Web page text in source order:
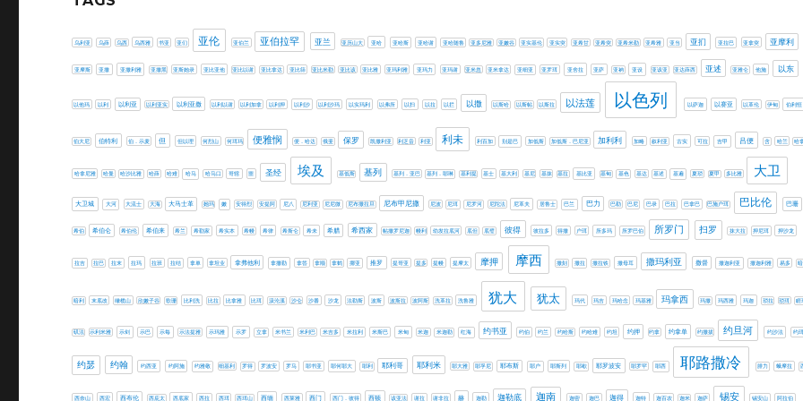
乌利亚 乌薛 乌西 乌西雅 书亚 亚们 亚伦 亚伯兰 亚伯拉罕 亚兰 亚历山大 亚哈 亚哈斯 亚哈谢 亚哈随鲁 亚多尼雅 亚嫩谷 亚实基伦 亚实突 亚希甘 亚希突 亚希米勒 亚希雅 亚当 亚扪 亚拉巴 亚拿突 亚摩利
亚摩斯 亚撒 亚撒利雅 亚撒黑 亚斯她录 亚比亚他 亚比以谢 亚比拿达 亚比筛 亚比米勒 亚比该 亚比雅 亚玛利雅 亚玛力 亚玛谢 亚米忽 亚米拿达 亚细亚 亚罗珥 亚舍拉 亚萨 亚衲 亚设 亚该亚 亚达薛西 亚述 亚雅仑 他施 以东
以他玛 以利 以利亚 以利亚实 以利亚撒 以利以谢 以利加拿 以利押 以利沙 以利沙玛 以实玛利 以弗所 以扫 以拉 以拦 以撒 以斯哈 以斯帖 以斯拉 以法莲 以色列 以萨迦 以赛亚 以革伦 伊甸 伯利恒
伯大尼 伯特利 伯．示麦 但 但以理 何烈山 何珥玛 便雅悯 便．哈达 俄斐 保罗 凯撒利亚 利乏音 利亚 利未 利百加 别是巴 加低斯 加低斯．巴尼亚 加利利 加略 叙利亚 古实 可拉 吉甲 吕便 含 哈兰 哈
哈拿尼雅 哈曼 哈沙比雅 哈薛 哈难 哈马 哈马口 哥辖 噩 圣经 埃及 基低斯 基列 基列．亚巴 基列．耶琳 基利提 基士 基大利 基尼 基抹 基拉 基比亚 基甸 基色 基达 基述 基遍 夏琐 夏甲 多比雅 大卫
大卫城 大河 大流士 大海 大马士革 她玛 嫩 安得烈 安提阿 尼八 尼利亚 尼尼微 尼布撒拉旦 尼布甲尼撒 尼波 尼珥 尼罗河 尼陀法 尼革夫 居鲁士 巴兰 巴力 巴勒 巴尼 巴录 巴拉 巴拿巴 巴施户珥 巴比伦 巴珊
希伯 希伯仑 希伯伦 希伯来 希兰 希勒家 希实本 希幔 希律 希斯仑 希未 希腊 希西家 帖撒罗尼迦 幔利 幼发拉底河 底但 底璧 彼得 彼拉多 得撒 户珥 所多玛 所罗巴伯 所罗门 扫罗 抹大拉 押尼珥 押沙龙
拉吉 拉巴 拉末 拉玛 拉班 拉结 拿单 拿坦业 拿弗他利 拿撒勒 拿答 拿顺 拿鹤 挪亚 推罗 提哥亚 提多 提幔 提摩太 摩押 摩西 撒刻 撒拉 撒拉铁 撒母耳 撒玛利亚 撒督 撒迦利亚 撒迦利雅 易多
暗利 末底改 橄榄山 欣嫩子谷 歌珊 比利洗 比拉 比拿雅 比珥 汲沦溪 沙仑 沙番 沙龙 法勒斯 波斯 波斯拉 波阿斯 洗革拉 洗鲁雅 犹大 犹太 玛代 玛吉 玛哈念 玛基雅 玛拿西 玛撒 玛西雅 玛迦 琐拉 琐珥 睚
矶法 示利米雅 示剑 示巴 示每 示法提雅 示玛雅 示罗 立拿 米书兰 米利巴 米吉多 米拉利 米斯巴 米甸 米迦 米迦勒 红海 约书亚 约伯 约兰 约哈斯 约哈难 约坦 约押 约拿 约拿单 约撒拔 约旦河 约沙法 约珥
约瑟 约翰 约西亚 约阿施 约雅敬 细基利 罗得 罗波安 罗马 耶书亚 耶何耶大 耶利 耶利哥 耶利米 耶大雅 耶孚尼 耶布斯 耶户 耶斯列 耶歇 耶罗波安 耶罗罕 耶西 耶路撒冷 腓力 蛾摩拉
西奈山 西宏 西布伦 西庇太 西底家 西拉 西珥 西珥山 西缅 西莱雅 西门 西门．彼得 西顿 该亚法 谢拉 谢非拉 赫 迦勒 迦勒底 迦南 迦密 迦巴 迦得 迦特 迦百农 迦米 迦萨 锡安 锡安山 阿拉伯